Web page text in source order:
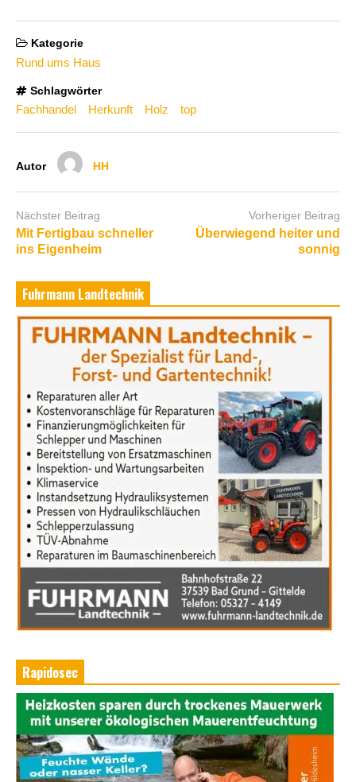
Kategorie
Rund ums Haus
Schlagwörter
Fachhandel Herkunft Holz top
Autor HH
Nächster Beitrag
Mit Fertigbau schneller
ins Eigenheim
Vorheriger Beitrag
Überwiegend heiter und
sonnig
Fuhrmann Landtechnik
Rapidosec